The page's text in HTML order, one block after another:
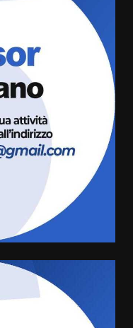
Fasano apre
di
domani sera
con Uccio De
gli studenti
“La strada